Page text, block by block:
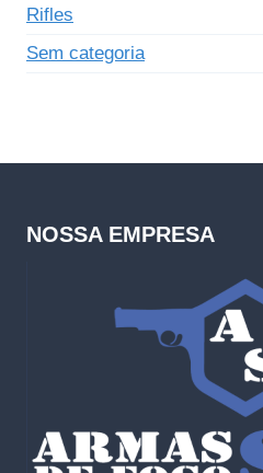
Rifles
Sem categoria
NOSSA EMPRESA